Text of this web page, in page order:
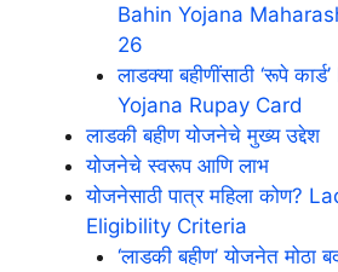
Bahin Yojana
26
लाडक्या बहीणींसाठी ‘रूपे
Yojana Rupay Card
लाडकी बहीण योजनेचे मुख्य उद्देश
योजनेचे स्वरूप आणि लाभ
योजनेसाठी पात्र महिला कोण?
Eligibility Criteria
‘लाडकी बहीण’ योजनेत मोठा